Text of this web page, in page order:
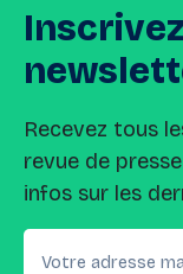
Recevez tous
revue de
infos sur les